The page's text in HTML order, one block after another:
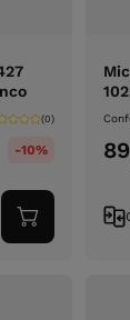
(0)
-10%
Adicionar
ao
89